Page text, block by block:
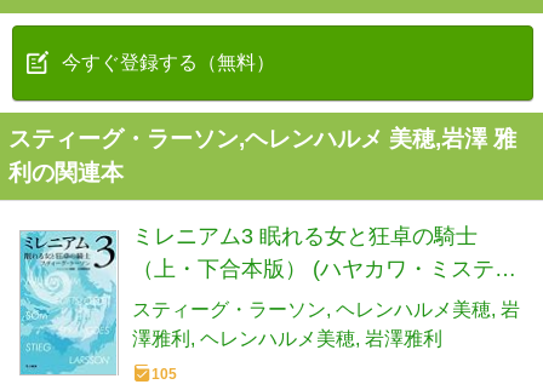
今すぐ登録する（無料）
スティーグ・ラーソン,ヘレンハルメ 美穂,岩澤 雅
利の関連本
ミレニアム3 眠れる女と狂卓の騎士
（上・下合本版） (ハヤカワ・ミステリ
文庫)
スティーグ・ラーソン ヘレンハルメ美穂 岩
澤雅利
ヘレンハルメ美穂 岩澤雅利
105